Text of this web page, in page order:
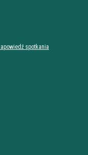
spotkania